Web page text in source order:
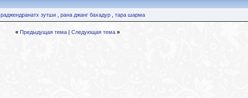
раджендранатх зутши рана джанг бахадур тара шарма
« Предыдущая тема| Следующая тема »